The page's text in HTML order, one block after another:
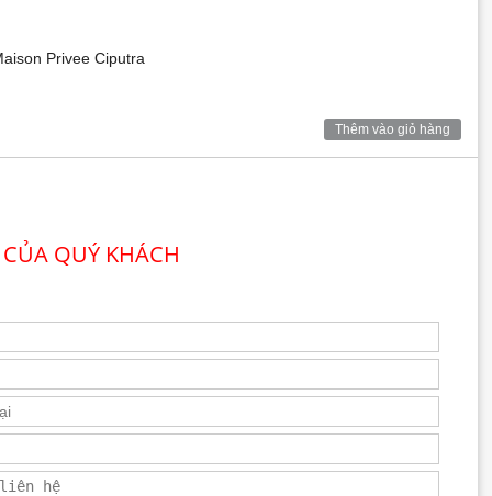
cầu thuê ổn định trên thị trường.
kết nối linh hoạt tới các khu vực trọng điểm của Hà Nội.
Privee Ciputra
Thêm vào giỏ hàng
QUÝ KHÁCH